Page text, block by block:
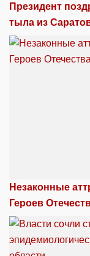
Президент
тыла из
Незаконные
Героев